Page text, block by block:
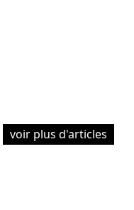
voir plus d'articles